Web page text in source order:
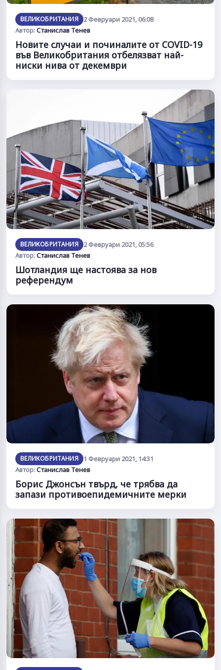
ВЕЛИКОБРИТАНИЯ
2 Февруари 2021, 06:08
Автор:Станислав Тенев
Новите случаи и починалите от COVID-19
във Великобритания отбелязват най-
ниски нива от декември
ВЕЛИКОБРИТАНИЯ
2 Февруари 2021, 05:56
Автор:Станислав Тенев
Шотландия ще настоява за нов
референдум
ВЕЛИКОБРИТАНИЯ
1 Февруари 2021, 14:31
Автор:Станислав Тенев
Борис Джонсън твърд, че трябва да
запази противоепидемичните мерки